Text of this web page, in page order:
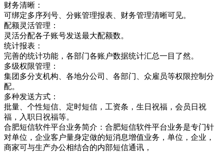
财务清晰：
可绑定多序列号、分账管理报表、财务管理清晰可见。
配额灵活管理：
灵活分配各子账号发送最大配额数。
统计报表：
完善的统计功能，各部门各账户数据统计汇总一目了然。
多级权限管理：
集团多分支机构、各地分公司、各部门、众雇员等权限控制分
配。
多种发送方式：
批量、个性短信、定时短信，工资条，生日祝福，会员日祝
福，入职日祝福等。
合肥短信软件平台业务简介：合肥短信软件平台业务是专门针
对单位，企业客户量身定做的短消息增值业务，单位，企业，
商家可与生产办公相结合的内部短信通讯，